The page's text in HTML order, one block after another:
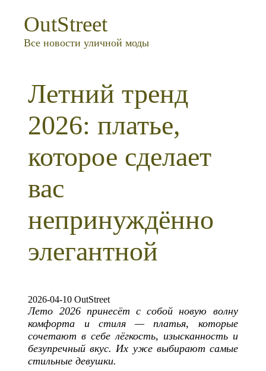
OutStreet
Все новости уличной моды
Летний тренд
2026: платье,
которое сделает
вас
непринуждённо
элегантной
2026-04-10 OutStreet
Лето 2026 принесёт с собой новую волну
комфорта и стиля — платья, которые
сочетают в себе лёгкость, изысканность и
безупречный вкус. Их уже выбирают самые
стильные девушки.